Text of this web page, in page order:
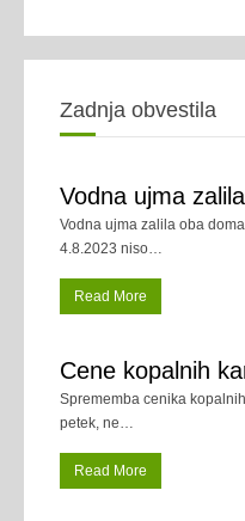
Zadnja obvestila
Vodna ujma
Vodna ujma zalila oba
4.8.2023 niso
Read More
Cene kopalnih
Sprememba cenika
petek, ne
Read More